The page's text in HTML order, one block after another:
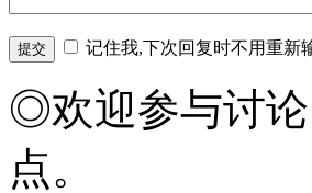
记住我,下次回复时不用重新
◎欢迎参与讨
点。